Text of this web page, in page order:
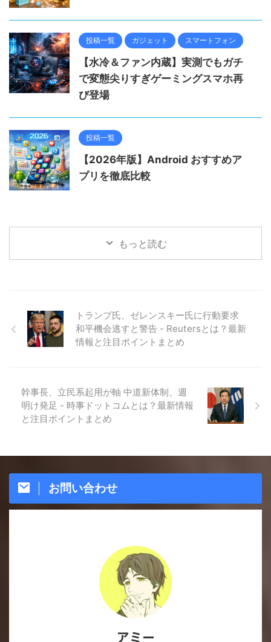
投稿一覧 ガジェット スマートフォン
【水冷＆ファン内蔵】実測でもガチ
で変態尖りすぎゲーミングスマホ再
び登場
投稿一覧
【2026年版】Android おすすめア
プリを徹底比較
もっと読む
トランプ氏、ゼレンスキー氏に行動要求
和平機会逃すと警告 - Reutersとは？最新
情報と注目ポイントまとめ
幹事長、立民系起用が軸 中道新体制、週
明け発足 - 時事ドットコムとは？最新情報
と注目ポイントまとめ
お問い合わせ
アミー